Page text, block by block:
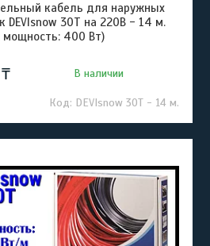
кабель для наружных
DEVIsnow 30T на 220В - 14 м.
мощность: 400 Вт)
В наличии
DEVIsnow 30T - 14 м.